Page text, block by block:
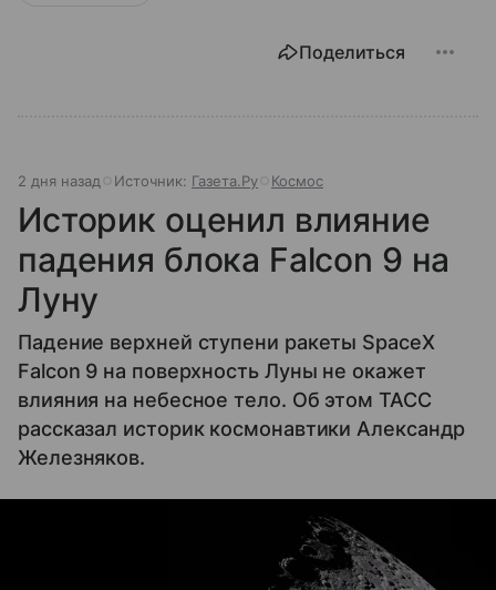
Поделиться
2 дня назад Источник: Газета.Ру Космос
Историк оценил влияние
падения блока Falcon 9 на
Луну
Падение верхней ступени ракеты SpaceX
Falcon 9 на поверхность Луны не окажет
влияния на небесное тело. Об этом ТАСС
рассказал историк космонавтики Александр
Железняков.